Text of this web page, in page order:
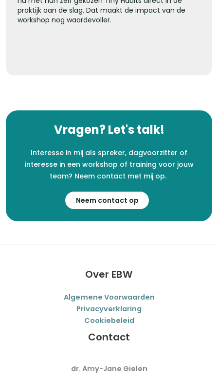
praktijk aan de slag. Dat maakt de impact van de
workshop nog waardevoller.
Vragen? Let's talk!
Interesse in mij als spreker, dagvoorzitter of
interesse in een workshop of training voor jouw
team? Neem contact met mij op.
Neem contact op
Over EBW
Algemene Voorwaarden
Privacyverklaring
Cookiebeleid
Contact
dr. Amy-Jane Gielen